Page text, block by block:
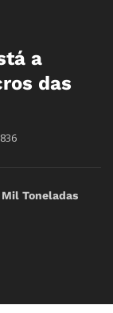
a
das
836
Mil Toneladas